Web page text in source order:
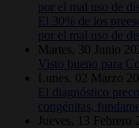
El 30% de los
por el mal uso de
Martes, 30 Junio
Visto bueno para
Lunes, 02 Marzo
El diagnóstico
congénitas,
Jueves, 13 Febrero